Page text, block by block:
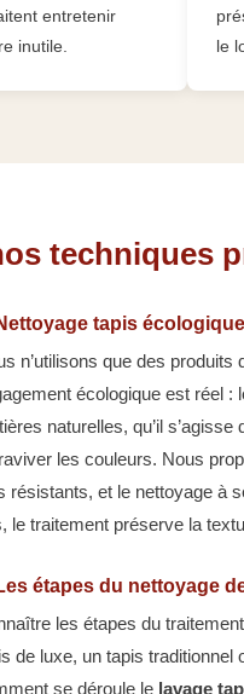
entretenir
inutile.
le
techniques
tapis
n’utilisons que des
écologique est réel
naturelles, qu’il
les couleurs. Nous
résistants, et le nettoyage à
le traitement préserve la
étapes du nettoyage
les étapes du
de luxe, un tapis traditionnel
se déroule le lavage